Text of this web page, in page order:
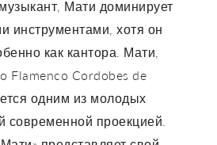
Мати доминирует
инструментами, хотя он
как кантора. Мати,
Flamenco Cordobes de
одним из молодых
современной проекцией.